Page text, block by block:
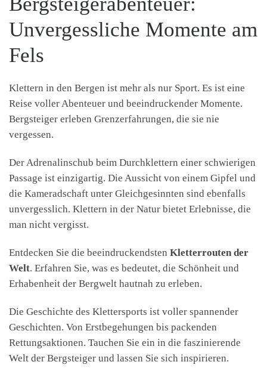
Unvergessliche Momente am
Fels
Klettern in den Bergen ist mehr als nur Sport. Es ist eine
Reise voller Abenteuer und beeindruckender Momente.
Bergsteiger erleben Grenzerfahrungen, die sie nie
vergessen.
Der Adrenalinschub beim Durchklettern einer schwierigen
Passage ist einzigartig. Die Aussicht von einem Gipfel und
die Kameradschaft unter Gleichgesinnten sind ebenfalls
unvergesslich. Klettern in der Natur bietet Erlebnisse, die
man nicht vergisst.
Entdecken Sie die beeindruckendsten Kletterrouten der
Welt. Erfahren Sie, was es bedeutet, die Schönheit und
Erhabenheit der Bergwelt hautnah zu erleben.
Die Geschichte des Klettersports ist voller spannender
Geschichten. Von Erstbegehungen bis packenden
Rettungsaktionen. Tauchen Sie ein in die faszinierende
Welt der Bergsteiger und lassen Sie sich inspirieren.